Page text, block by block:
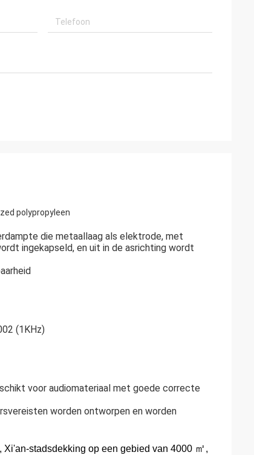
polypropyleen
die metaallaag als elektrode, met
ingekapseld, en uit in de asrichting wordt
(1KHz)
voor audiomateriaal met goede correcte
worden ontworpen en worden
Xi'an-stadsdekking op een gebied van 4000 ㎡ ,